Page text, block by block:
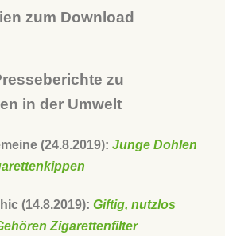
zum Download
zu
in der Umwelt
(24.8.2019): Junge Dohlen
(14.8.2019): Giftig, nutzlos
Zigarettenfilter